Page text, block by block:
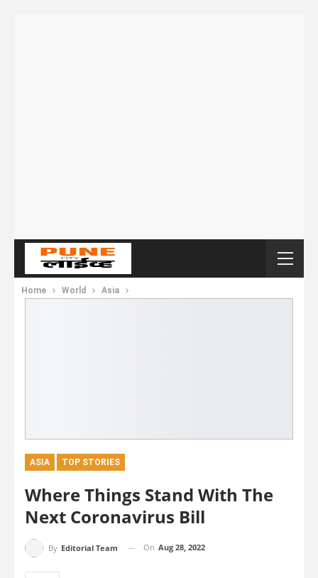
Home World Asia
ASIA TOP STORIES
Where Things Stand With The
Next Coronavirus Bill
By Editorial Team On Aug 28, 2022